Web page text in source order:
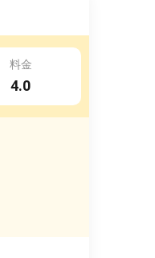
料金
4.0